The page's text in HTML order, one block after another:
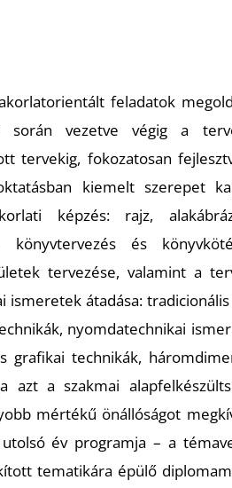
feladatok
során vezetve végig a
tervekig, fokozatosan
kiemelt szerepet
képzés: rajz,
könyvtervezés és
tervezése, valamint a
átadása: tradicionális
nyomdatechnikai
grafikai technikák,
azt a szakmai
mértékű önállóságot
év programja – a
tematikára épülő